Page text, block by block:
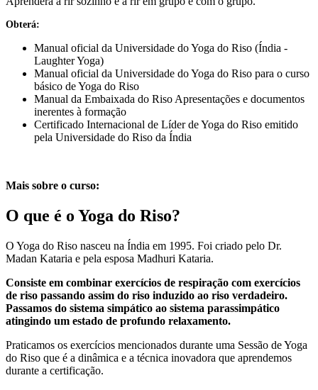
Obterá:
Manual oficial da Universidade do Yoga do Riso (Índia -
Laughter Yoga)
Manual oficial da Universidade do Yoga do Riso para o curso
básico de Yoga do Riso
Manual da Embaixada do Riso Apresentações e documentos
inerentes à formação
Certificado Internacional de Líder de Yoga do Riso emitido
pela Universidade do Riso da Índia
Mais sobre o curso:
O que é o Yoga do Riso?
O Yoga do Riso nasceu na Índia em 1995. Foi criado pelo Dr.
Madan Kataria e pela esposa Madhuri Kataria.
Consiste em combinar exercícios de respiração com exercícios
de riso passando assim do riso induzido ao riso verdadeiro.
Passamos do sistema simpático ao sistema parassimpático
atingindo um estado de profundo relaxamento.
Praticamos os exercícios mencionados durante uma Sessão de Yoga
do Riso que é a dinâmica e a técnica inovadora que aprendemos
durante a certificação.